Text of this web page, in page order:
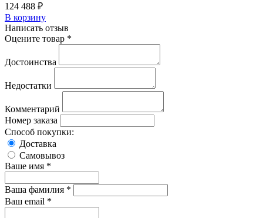
124 488 ₽
В корзину
Написать отзыв
Оцените товар *
Достоинства
Недостатки
Комментарий
Номер заказа
Способ покупки:
Доставка
Самовывоз
Ваше имя *
Ваша фамилия *
Ваш email *